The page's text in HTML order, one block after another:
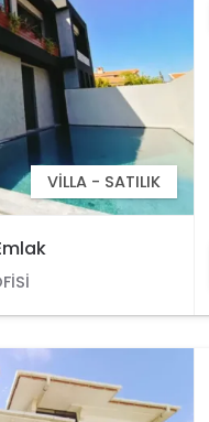
VILLA - SATILIK